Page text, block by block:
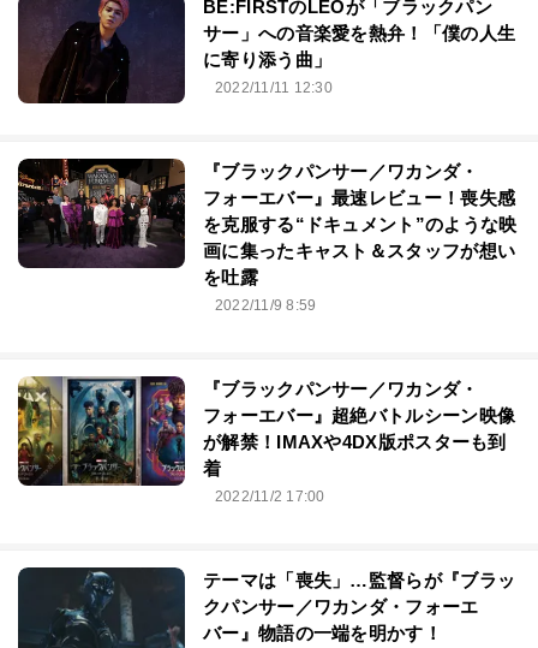
BE:FIRSTのLEOが「ブラックパン
サー」への音楽愛を熱弁！「僕の人生
に寄り添う曲」
2022/11/11 12:30
『ブラックパンサー／ワカンダ・
フォーエバー』最速レビュー！喪失感
を克服する“ドキュメント”のような映
画に集ったキャスト＆スタッフが想い
を吐露
2022/11/9 8:59
『ブラックパンサー／ワカンダ・
フォーエバー』超絶バトルシーン映像
が解禁！IMAXや4DX版ポスターも到
着
2022/11/2 17:00
テーマは「喪失」…監督らが『ブラッ
クパンサー／ワカンダ・フォーエ
バー』物語の一端を明かす！